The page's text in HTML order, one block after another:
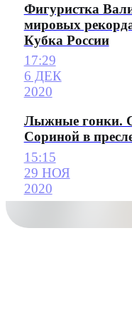
Фигуристка
мировых
Кубка России
17:29
6 ДЕК
2020
Лыжные гонки.
Сориной в
15:15
29 НОЯ
2020